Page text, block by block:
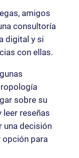
amigos
consultoría
digital y si
con ellas.
sobre su
reseñas
una decisión
opción para